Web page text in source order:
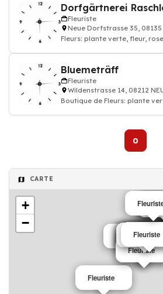
Dorfgärtnerei
Fleuriste
Neue Dorfstrasse 35, 08135
Fleurs: plante verte, fleur,
Bluemeträff
Fleuriste
Wildenstrasse 14, 08212
Boutique de Fleurs: plante
0
CARTE
Fleuriste
Fleuriste
Fleuriste
Fleuriste
Fleuriste
Fleuriste
Fleuriste
Fleuriste
Fleuriste
Fleuriste
Fleuriste
Fleuriste
Fleuriste
Fleuriste
+
−